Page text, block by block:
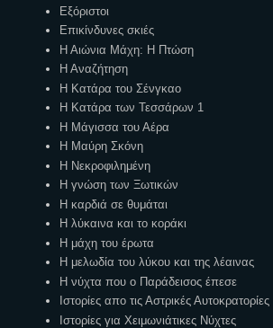
Εξόριστοι
Επικίνδυνες σκιές
Η Αιώνια Μάχη: Η Πτώση
Η Αναζήτηση
Η Κατάρα του Σένγκαο
Η Κατάρα των Τεσσάρων 1
Η Μάγισσα του Αέρα
Η Μαύρη Σκόνη
Η Νεκροφιλημένη
Η γνώση των Ξωτικών
Η καρδιά σε θυμάται
Η λύκαινα και το κοράκι
Η μάχη του έρωτα
Η μελωδία του λύκου και της λέαινας
Η νύχτα που ο Παράδεισος έπεσε
Ιστορίες απο τις Αστρικές Αυτοκρατορίες
Ιστορίες για Χειμωνιάτικες Νύχτες